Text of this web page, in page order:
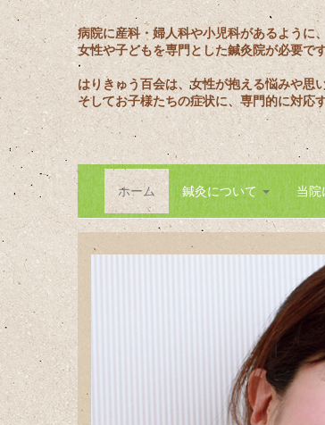
病院に産科・婦人科や小児科があるように、
女性や子どもを専門とした鍼灸院が必要で
はりきゅう百会は、女性が抱える悩みや思
そしてお子様たちの症状に、専門的に対応
ホーム 鍼灸について 当